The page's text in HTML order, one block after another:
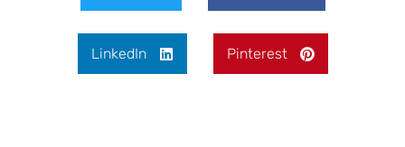
Pinterest
LinkedIn